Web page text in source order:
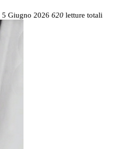
5 Giugno 2026 620 letture totali